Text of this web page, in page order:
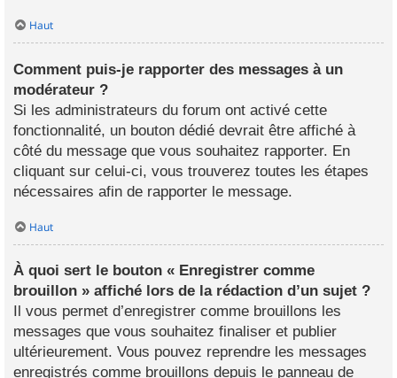
Haut
Comment puis-je rapporter des messages à un
modérateur ?
Si les administrateurs du forum ont activé cette
fonctionnalité, un bouton dédié devrait être affiché à
côté du message que vous souhaitez rapporter. En
cliquant sur celui-ci, vous trouverez toutes les étapes
nécessaires afin de rapporter le message.
Haut
À quoi sert le bouton « Enregistrer comme
brouillon » affiché lors de la rédaction d’un sujet ?
Il vous permet d’enregistrer comme brouillons les
messages que vous souhaitez finaliser et publier
ultérieurement. Vous pouvez reprendre les messages
enregistrés comme brouillons depuis le panneau de